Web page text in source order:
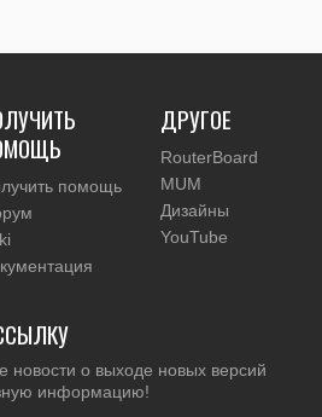
помощь
ДРУГОЕ
RouterBoard
MUM
Дизайны
YouTube
новости о выходе новых версий
информацию!